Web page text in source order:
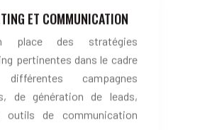
place des stratégies
pertinentes dans le cadre
campagnes
de génération de leads,
outils de communication